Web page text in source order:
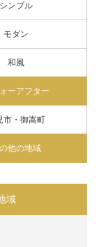
シンプル
モダン
和風
ーアフター
市・御嵩町
他の地域
域